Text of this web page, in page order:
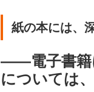
紙の本には、
――電子書籍
については